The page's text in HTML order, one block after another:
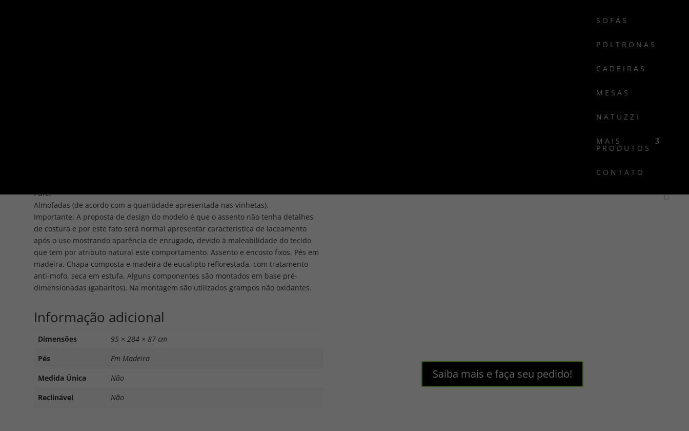
SOFÁS
POLTRONAS
CADEIRAS
MESAS
NATUZZI
MAIS
PRODUTOS
CONTATO
Pufe.
Almofadas (de acordo com a quantidade apresentada nas vinhetas).
Importante: A proposta de design do modelo é que o assento não tenha detalhes
de costura e por este fato será normal apresentar característica de laceamento
após o uso mostrando aparência de enrugado, devido à maleabilidade do tecido
que tem por atributo natural este comportamento. Assento e encosto fixos. Pés em
madeira. Chapa composta e madeira de eucalipto reflorestada, com tratamento
anti-mofo, seca em estufa. Alguns componentes são montados em base pré-
dimensionadas (gabaritos). Na montagem são utilizados grampos não oxidantes.
Informação adicional
Dimensões
95 × 284 × 87 cm
Pés
Em Madeira
Medida Única
Não
Reclinável
Não
Saiba mais e faça seu pedido!